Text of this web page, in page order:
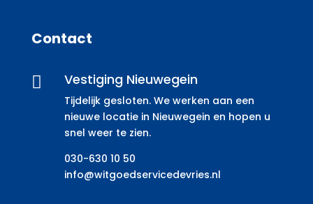
Contact
 Vestiging Nieuwegein
Tijdelijk gesloten. We werken aan een
nieuwe locatie in Nieuwegein en hopen u
snel weer te zien.
030-630 10 50
info@witgoedservicedevries.nl